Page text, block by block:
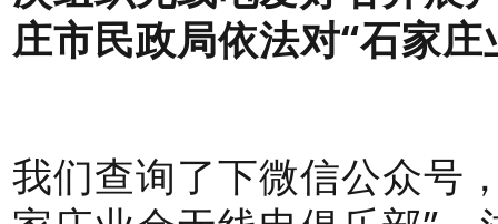
庄市民政局依法对“石家
我们查询了下微信公众号